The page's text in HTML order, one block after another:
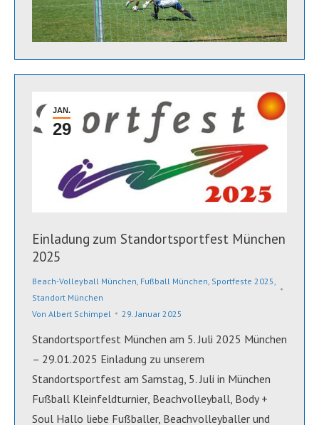
JAN.
29
Einladung zum Standortsportfest München
2025
Beach-Volleyball München Fußball München Sportfeste 2025
Standort München
Von Albert Schimpel 29. Januar 2025
Standortsportfest München am 5. Juli 2025 München
– 29.01.2025 Einladung zu unserem
Standortsportfest am Samstag, 5. Juli in München
Fußball Kleinfeldturnier, Beachvolleyball, Body +
Soul Hallo liebe Fußballer, Beachvolleyballer und